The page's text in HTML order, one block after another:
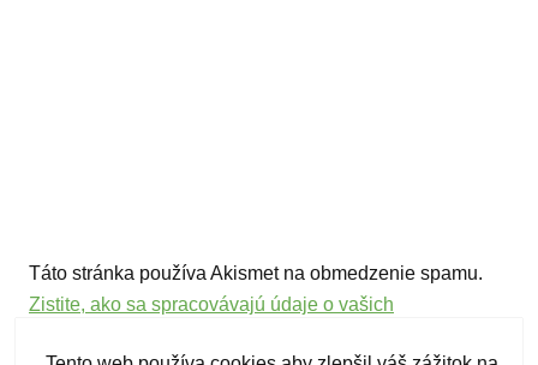
Táto stránka používa Akismet na obmedzenie spamu.
Zistite, ako sa spracovávajú údaje o vašich